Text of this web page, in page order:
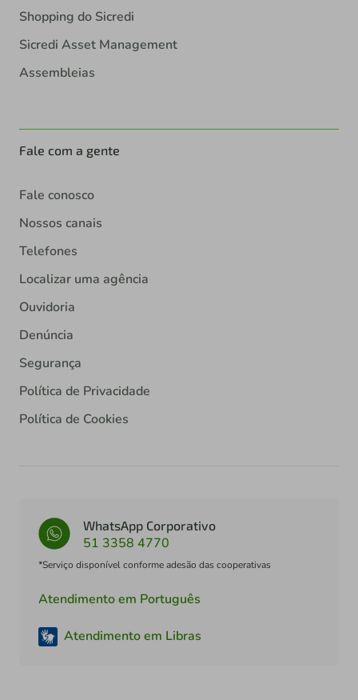
Shopping do Sicredi
Sicredi Asset Management
Assembleias
Fale com a gente
Fale conosco
Nossos canais
Telefones
Localizar uma agência
Ouvidoria
Denúncia
Segurança
Política de Privacidade
Política de Cookies
WhatsApp Corporativo
51 3358 4770
*Serviço disponível conforme adesão das cooperativas
Atendimento em Português
Atendimento em Libras